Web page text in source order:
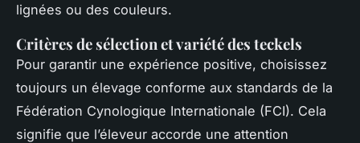
lignées ou des couleurs.
Critères de sélection et variété des teckels
Pour garantir une expérience positive, choisissez
toujours un élevage conforme aux standards de la
Fédération Cynologique Internationale (FCI). Cela
signifie que l’éleveur accorde une attention